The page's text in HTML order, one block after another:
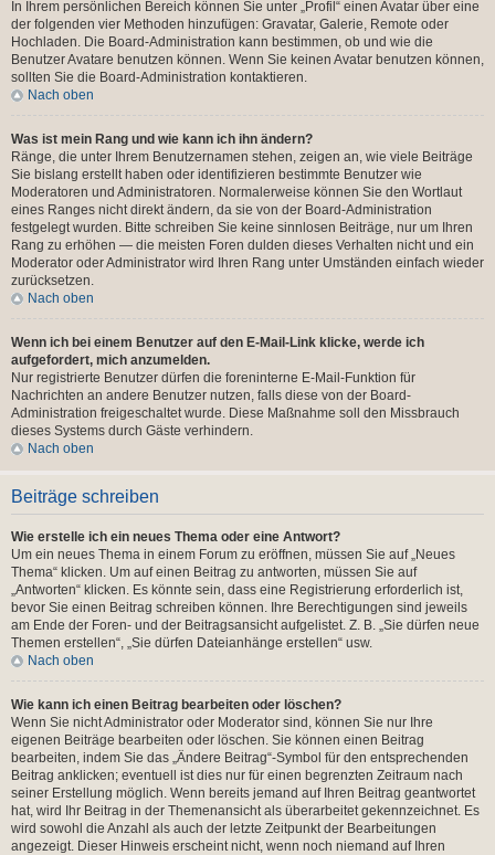
In Ihrem persönlichen Bereich können Sie unter „Profil“ einen Avatar über eine
der folgenden vier Methoden hinzufügen: Gravatar, Galerie, Remote oder
Hochladen. Die Board-Administration kann bestimmen, ob und wie die
Benutzer Avatare benutzen können. Wenn Sie keinen Avatar benutzen können,
sollten Sie die Board-Administration kontaktieren.
Nach oben
Was ist mein Rang und wie kann ich ihn ändern?
Ränge, die unter Ihrem Benutzernamen stehen, zeigen an, wie viele Beiträge
Sie bislang erstellt haben oder identifizieren bestimmte Benutzer wie
Moderatoren und Administratoren. Normalerweise können Sie den Wortlaut
eines Ranges nicht direkt ändern, da sie von der Board-Administration
festgelegt wurden. Bitte schreiben Sie keine sinnlosen Beiträge, nur um Ihren
Rang zu erhöhen — die meisten Foren dulden dieses Verhalten nicht und ein
Moderator oder Administrator wird Ihren Rang unter Umständen einfach wieder
zurücksetzen.
Nach oben
Wenn ich bei einem Benutzer auf den E-Mail-Link klicke, werde ich
aufgefordert, mich anzumelden.
Nur registrierte Benutzer dürfen die foreninterne E-Mail-Funktion für
Nachrichten an andere Benutzer nutzen, falls diese von der Board-
Administration freigeschaltet wurde. Diese Maßnahme soll den Missbrauch
dieses Systems durch Gäste verhindern.
Nach oben
Beiträge schreiben
Wie erstelle ich ein neues Thema oder eine Antwort?
Um ein neues Thema in einem Forum zu eröffnen, müssen Sie auf „Neues
Thema“ klicken. Um auf einen Beitrag zu antworten, müssen Sie auf
„Antworten“ klicken. Es könnte sein, dass eine Registrierung erforderlich ist,
bevor Sie einen Beitrag schreiben können. Ihre Berechtigungen sind jeweils
am Ende der Foren- und der Beitragsansicht aufgelistet. Z. B. „Sie dürfen neue
Themen erstellen“, „Sie dürfen Dateianhänge erstellen“ usw.
Nach oben
Wie kann ich einen Beitrag bearbeiten oder löschen?
Wenn Sie nicht Administrator oder Moderator sind, können Sie nur Ihre
eigenen Beiträge bearbeiten oder löschen. Sie können einen Beitrag
bearbeiten, indem Sie das „Ändere Beitrag“-Symbol für den entsprechenden
Beitrag anklicken; eventuell ist dies nur für einen begrenzten Zeitraum nach
seiner Erstellung möglich. Wenn bereits jemand auf Ihren Beitrag geantwortet
hat, wird Ihr Beitrag in der Themenansicht als überarbeitet gekennzeichnet. Es
wird sowohl die Anzahl als auch der letzte Zeitpunkt der Bearbeitungen
angezeigt. Dieser Hinweis erscheint nicht, wenn noch niemand auf Ihren